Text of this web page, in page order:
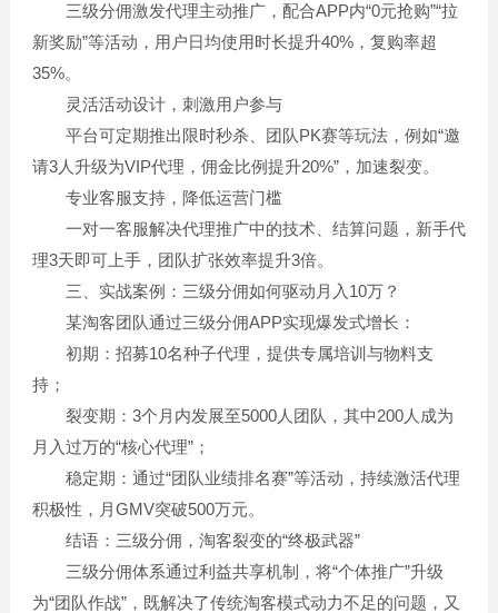
三级分佣激发代理主动推广，配合APP内“0元抢购”“拉
新奖励”等活动，用户日均使用时长提升40%，复购率超
35%。
灵活活动设计，刺激用户参与
平台可定期推出限时秒杀、团队PK赛等玩法，例如“邀
请3人升级为VIP代理，佣金比例提升20%”，加速裂变。
专业客服支持，降低运营门槛
一对一客服解决代理推广中的技术、结算问题，新手代
理3天即可上手，团队扩张效率提升3倍。
三、实战案例：三级分佣如何驱动月入10万？
某淘客团队通过三级分佣APP实现爆发式增长：
初期：招募10名种子代理，提供专属培训与物料支
持；
裂变期：3个月内发展至5000人团队，其中200人成为
月入过万的“核心代理”；
稳定期：通过“团队业绩排名赛”等活动，持续激活代理
积极性，月GMV突破500万元。
结语：三级分佣，淘客裂变的“终极武器”
三级分佣体系通过利益共享机制，将“个体推广”升级
为“团队作战”，既解决了传统淘客模式动力不足的问题，又